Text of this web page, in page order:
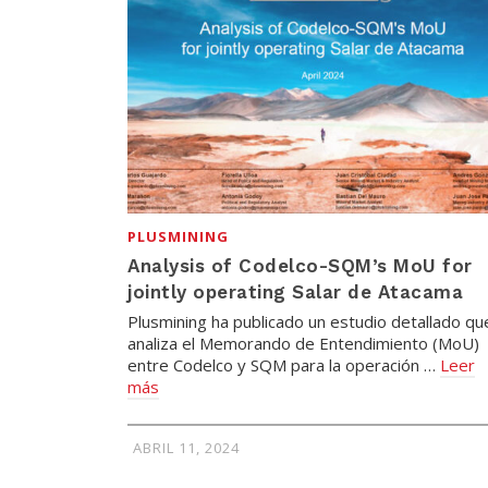
PLUSMINING
Analysis of Codelco-SQM’s MoU for
jointly operating Salar de Atacama
Plusmining ha publicado un estudio detallado
analiza el Memorando de Entendimiento (MoU)
entre Codelco y SQM para la operación … Leer
más
ABRIL 11, 2024